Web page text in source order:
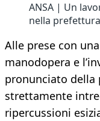
ANSA | Un
nella
Alle prese con
manodopera e
pronunciato della
strettamente
ripercussioni